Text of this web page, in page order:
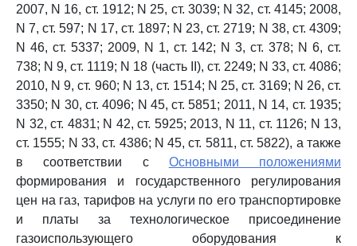
2007, N 16, ст. 1912; N 25, ст. 3039; N 32, ст. 4145; 2008,
N 7, ст. 597; N 17, ст. 1897; N 23, ст. 2719; N 38, ст. 4309;
N 46, ст. 5337; 2009, N 1, ст. 142; N 3, ст. 378; N 6, ст.
738; N 9, ст. 1119; N 18 (часть II), ст. 2249; N 33, ст. 4086;
2010, N 9, ст. 960; N 13, ст. 1514; N 25, ст. 3169; N 26, ст.
3350; N 30, ст. 4096; N 45, ст. 5851; 2011, N 14, ст. 1935;
N 32, ст. 4831; N 42, ст. 5925; 2013, N 11, ст. 1126; N 13,
ст. 1555; N 33, ст. 4386; N 45, ст. 5811, ст. 5822), а также
в соответствии с Основными положениями
формирования и государственного регулирования
цен на газ, тарифов на услуги по его транспортировке
и платы за технологическое присоединение
газоиспользующего оборудования к